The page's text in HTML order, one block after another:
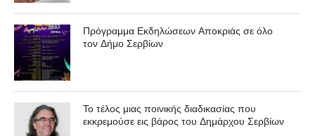
Πρόγραμμα Εκδηλώσεων Αποκριάς σε όλο
τον Δήμο Σερβίων
Το τέλος μιας ποινικής διαδικασίας που
εκκρεμούσε εις βάρος του Δημάρχου Σερβίων